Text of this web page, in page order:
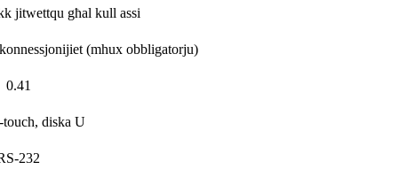
jitwettqu għal kull assi
(mhux obbligatorju)
0.41
touch, diska U
232